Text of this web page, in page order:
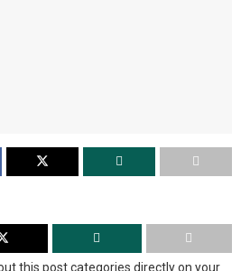
this post categories directly on your